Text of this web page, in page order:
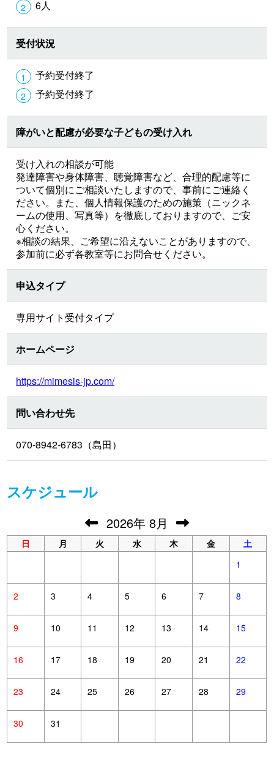
6人
受付状況
予約受付終了
予約受付終了
障がいと配慮が必要な子どもの受け入れ
受け入れの相談が可能
発達障害や身体障害、聴覚障害など、合理的配慮等に
ついて個別にご相談いたしますので、事前にご連絡く
ださい。また、個人情報保護のための施策（ニックネ
ームの使用、写真等）を徹底しておりますので、ご安
心ください。
※相談の結果、ご希望に沿えないことがありますので、
参加前に必ず各教室等にお問合せください。
申込タイプ
専用サイト受付タイプ
ホームページ
https://mimesis-jp.com/
問い合わせ先
070-8942-6783（島田）
スケジュール
2026年 8月
日 月 火 水 木 金
土
1
2 3 4 5 6 7 8
9 10 11 12 13 14 15
16 17 18 19 20 21 22
23 24 25 26 27 28 29
30 31